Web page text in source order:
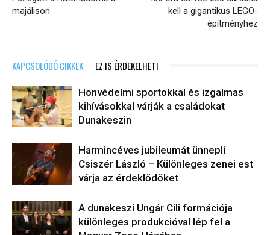
majálison
kell a gigantikus LEGO-
építményhez
KAPCSOLÓDÓ CIKKEK EZ IS ÉRDEKELHETI
Honvédelmi sportokkal és izgalmas
kihívásokkal várják a családokat
Dunakeszin
Harmincéves jubileumát ünnepli
Csiszér László – Különleges zenei est
várja az érdeklődőket
A dunakeszi Ungár Cili formációja
különleges produkcióval lép fel a